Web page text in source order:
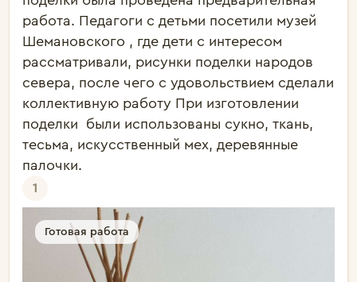
работа. Педагоги с детьми посетили музей
Шемановского , где дети с интересом
рассматривали, рисунки поделки народов
севера, после чего с удовольствием сделали
коллективную работу При изготовлении
поделки  были использованы сукно, ткань,
тесьма, искусственный мех, деревянные
палочки.
1
Готовая работа